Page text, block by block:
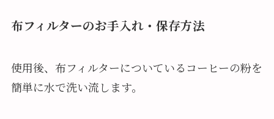
布フィルターのお手入れ・保存方法
使用後、布フィルターについているコーヒーの粉を
簡単に水で洗い流します。